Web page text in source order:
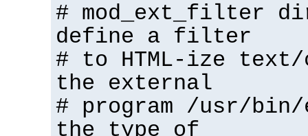
# mod_ext_filter
define a filter
# to HTML-ize
the external
# program /usr/
the type of